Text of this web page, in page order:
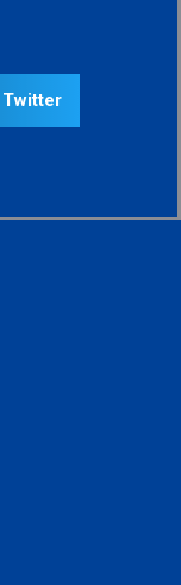
Twitter